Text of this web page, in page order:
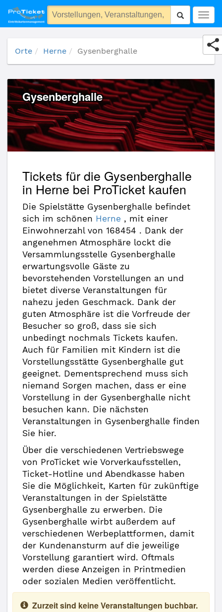
Gysenberghalle
Orte Herne Gysenberghalle
Gysenberghalle
Tickets für die Gysenberghalle
in Herne bei ProTicket kaufen
Die Spielstätte Gysenberghalle befindet
sich im schönen Herne , mit einer
Einwohnerzahl von 168454 . Dank der
angenehmen Atmosphäre lockt die
Versammlungsstelle Gysenberghalle
erwartungsvolle Gäste zu
bevorstehenden Vorstellungen an und
bietet diverse Veranstaltungen für
nahezu jeden Geschmack. Dank der
guten Atmosphäre ist die Vorfreude der
Besucher so groß, dass sie sich
unbedingt nochmals Tickets kaufen.
Auch für Familien mit Kindern ist die
Vorstellungsstätte Gysenberghalle gut
geeignet. Dementsprechend muss sich
niemand Sorgen machen, dass er eine
Vorstellung in der Gysenberghalle nicht
besuchen kann. Die nächsten
Veranstaltungen in Gysenberghalle finden
Sie hier.
Über die verschiedenen Vertriebswege
von ProTicket wie Vorverkaufsstellen,
Ticket-Hotline und Abendkasse haben
Sie die Möglichkeit, Karten für zukünftige
Veranstaltungen in der Spielstätte
Gysenberghalle zu erwerben. Die
Gysenberghalle wirbt außerdem auf
verschiedenen Werbeplattformen, damit
der Kundenansturm auf die jeweilige
Vorstellung garantiert wird. Oftmals
werden diese Anzeigen in Printmedien
oder sozialen Medien veröffentlicht.
Zurzeit sind keine Veranstaltungen buchbar.